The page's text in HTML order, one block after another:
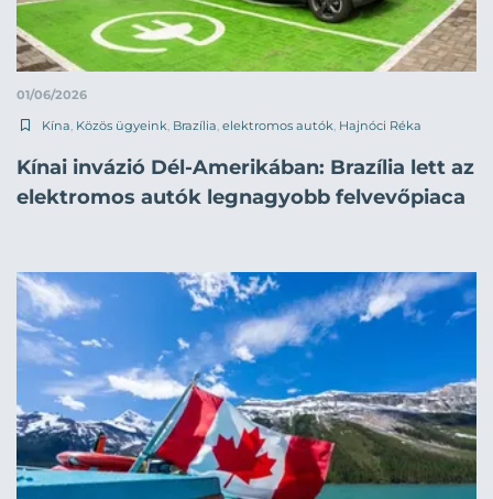
01/06/2026
Kína, Közös ügyeink, Brazília, elektromos autók, Hajnóci Réka
Kínai invázió Dél-Amerikában: Brazília lett az
elektromos autók legnagyobb felvevőpiaca